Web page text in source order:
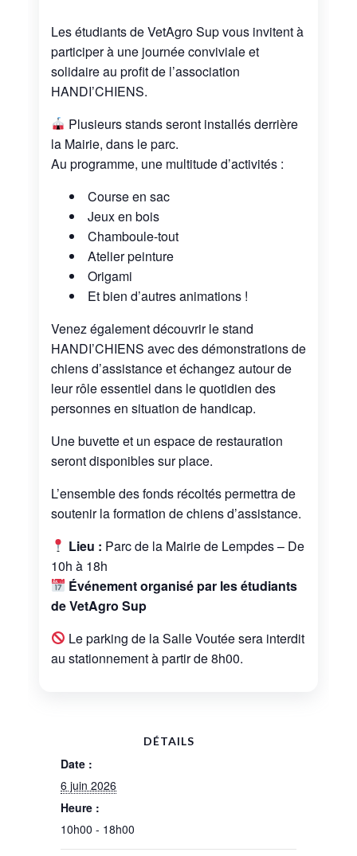
Les étudiants de VetAgro Sup vous invitent à
participer à une journée conviviale et
solidaire au profit de l’association
HANDI’CHIENS.
Plusieurs stands seront installés derrière
la Mairie, dans le parc.
Au programme, une multitude d’activités :
Course en sac
Jeux en bois
Chamboule-tout
Atelier peinture
Origami
Et bien d’autres animations !
Venez également découvrir le stand
HANDI’CHIENS avec des démonstrations de
chiens d’assistance et échangez autour de
leur rôle essentiel dans le quotidien des
personnes en situation de handicap.
Une buvette et un espace de restauration
seront disponibles sur place.
L’ensemble des fonds récoltés permettra de
soutenir la formation de chiens d’assistance.
Lieu : Parc de la Mairie de Lempdes – De
10h à 18h
Événement organisé par les étudiants
de VetAgro Sup
Le parking de la Salle Voutée sera interdit
au stationnement à partir de 8h00.
DÉTAILS
Date :
6 juin 2026
Heure :
10h00 - 18h00